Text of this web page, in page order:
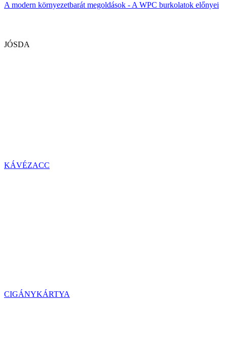
A modern környezetbarát megoldások - A WPC burkolatok előnyei
JÓSDA
KÁVÉZACC
CIGÁNYKÁRTYA